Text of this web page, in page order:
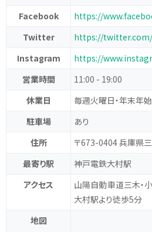
Facebook
https://
Twitter
https://
Instagram
https://
営業時間
11:00 - 19:00
休業日
毎週火曜日・年末年始
駐車場
あり
住所
〒673-0404 兵庫県
最寄り駅
神戸電鉄大村駅
アクセス
山陽自動車道三木・
大村駅より徒歩5分
地図